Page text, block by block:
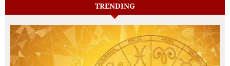
TRENDING